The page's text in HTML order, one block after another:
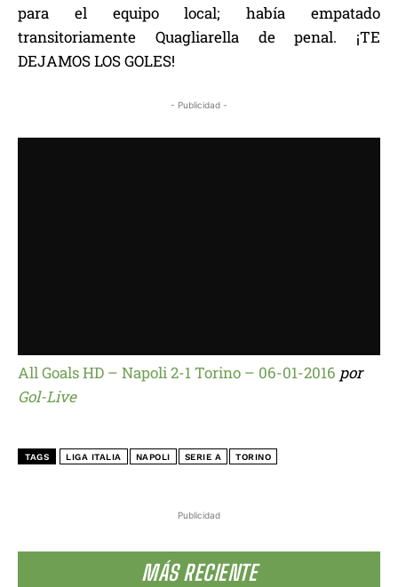
Publicidad
MÁS RECIENTE
para el equipo local; había empatado
transitoriamente Quagliarella de penal. ¡TE
DEJAMOS LOS GOLES!
- Publicidad -
All Goals HD – Napoli 2-1 Torino – 06-01-2016 por
Gol-Live
TAGS LIGA ITALIA NAPOLI SERIE A TORINO